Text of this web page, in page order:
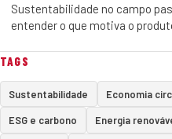
Sustentabilidade no campo
entender o que motiva o
TAGS
Sustentabilidade Economia
ESG e carbono Energia